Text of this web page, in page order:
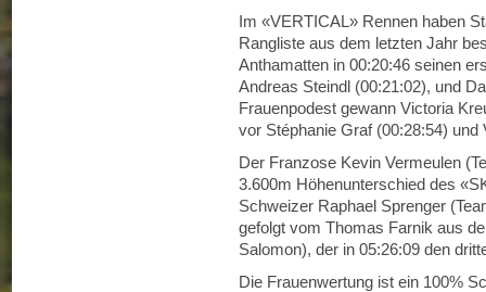
Im «VERTICAL» Rennen haben
Rangliste aus dem letzten Jahr
Anthamatten in 00:20:46 seinen
Andreas Steindl (00:21:02), und
Frauenpodest gewann Victoria
vor Stéphanie Graf (00:28:54) und
Der Franzose Kevin Vermeulen
3.600m Höhenunterschied des
Schweizer Raphael Sprenger
gefolgt vom Thomas Farnik aus
Salomon), der in 05:26:09 den
Die Frauenwertung ist ein 100%